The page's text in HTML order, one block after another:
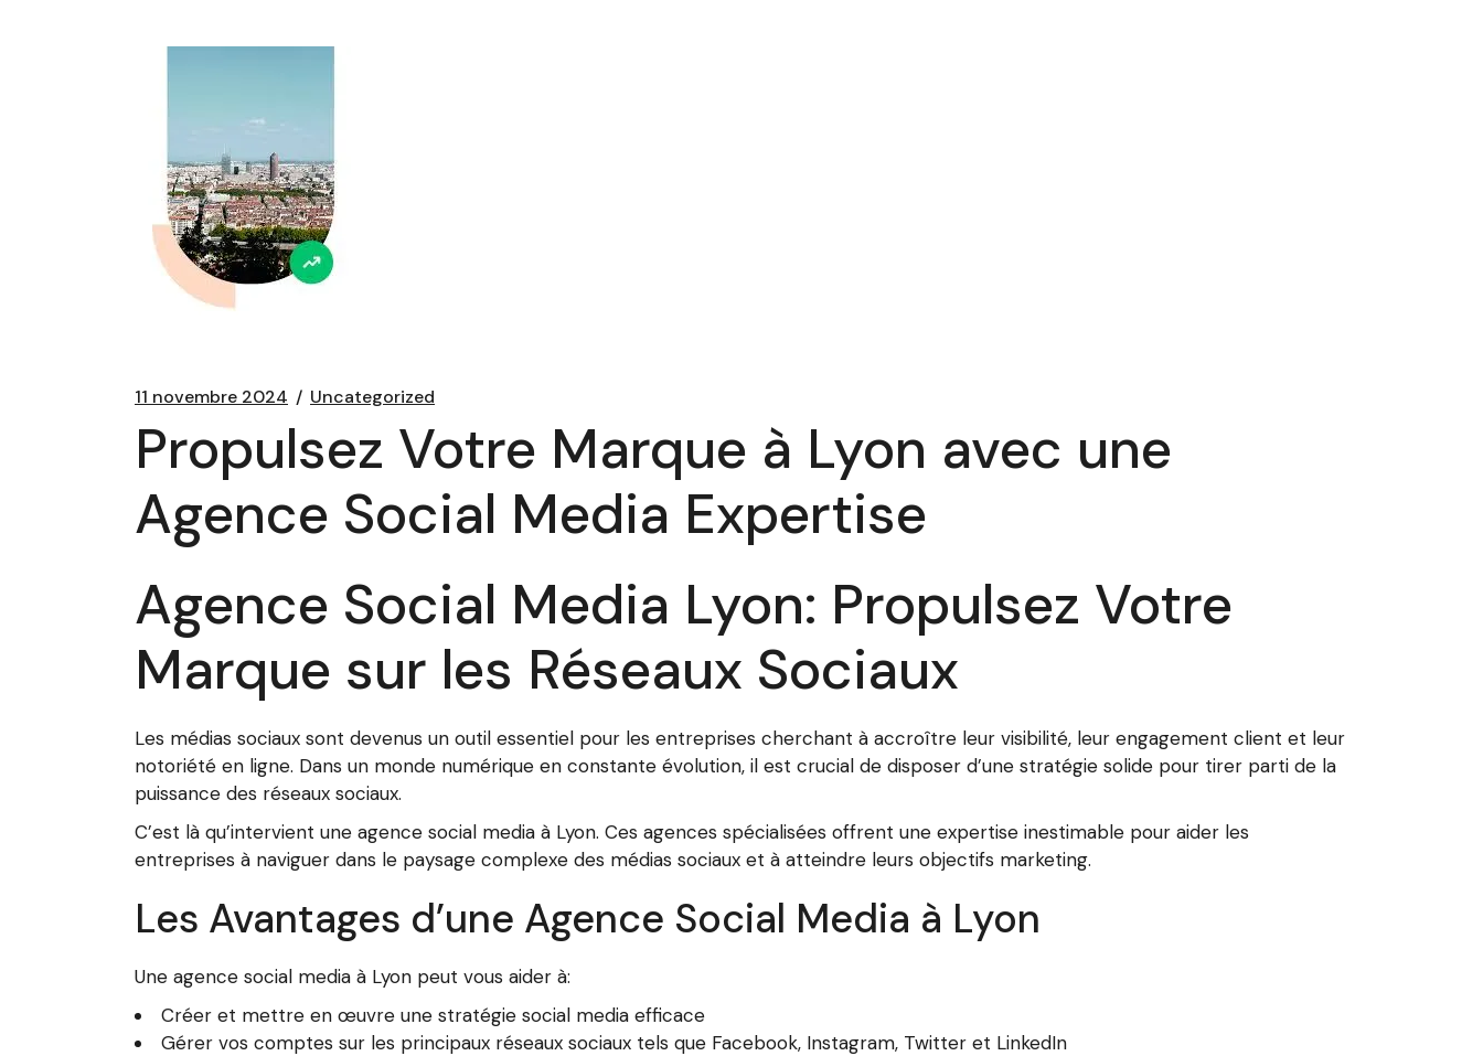
11 novembre 2024 Uncategorized
Propulsez Votre Marque à Lyon avec une
Agence Social Media Expertise
Agence Social Media Lyon: Propulsez Votre
Marque sur les Réseaux Sociaux
Les médias sociaux sont devenus un outil essentiel pour les entreprises cherchant à accroître leur visibilité, leur engagement client et leur
notoriété en ligne. Dans un monde numérique en constante évolution, il est crucial de disposer d’une stratégie solide pour tirer parti de la
puissance des réseaux sociaux.
C’est là qu’intervient une agence social media à Lyon. Ces agences spécialisées offrent une expertise inestimable pour aider les
entreprises à naviguer dans le paysage complexe des médias sociaux et à atteindre leurs objectifs marketing.
Les Avantages d’une Agence Social Media à Lyon
Une agence social media à Lyon peut vous aider à:
Créer et mettre en œuvre une stratégie social media efficace
Gérer vos comptes sur les principaux réseaux sociaux tels que Facebook, Instagram, Twitter et LinkedIn